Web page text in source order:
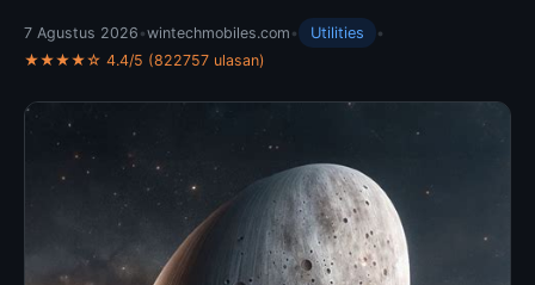
7 Agustus 2026 •wintechmobiles.com • Utilities
•
★★★★☆ 4.4/5 (822757 ulasan)